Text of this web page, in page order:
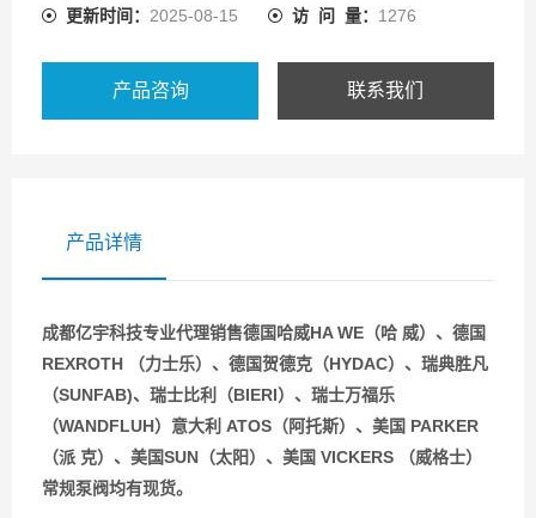
更新时间： 2025-08-15 访 问 量： 1276
产品咨询 联系我们
产品详情
成都亿宇科技专业代理销售德国哈威HA WE（哈 威）、德国
REXROTH （力士乐）、德国贺德克（HYDAC）、瑞典胜凡
（SUNFAB)、瑞士比利（BIERI）、瑞士万福乐
（WANDFLUH）意大利 ATOS（阿托斯）、美国 PARKER
（派 克）、美国SUN（太阳）、美国 VICKERS （威格士）
常规泵阀均有现货。